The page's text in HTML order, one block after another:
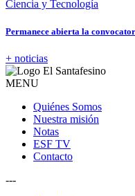
Ciencia y Tecnología
Permanece abierta la
+ noticias
MENU
Quiénes Somos
Nuestra misión
Notas
ESF TV
Contacto
---